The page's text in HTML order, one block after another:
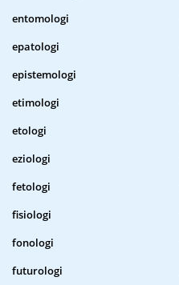
entomologi
epatologi
epistemologi
etimologi
etologi
eziologi
fetologi
fisiologi
fonologi
futurologi